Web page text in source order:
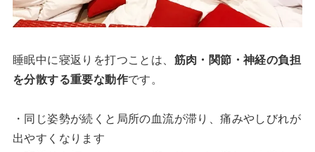
睡眠中に寝返りを打つことは、 筋肉・関節・神経の負担
を分散する重要な動作です。
・同じ姿勢が続くと局所の血流が滞り、痛みやしびれが
出やすくなります